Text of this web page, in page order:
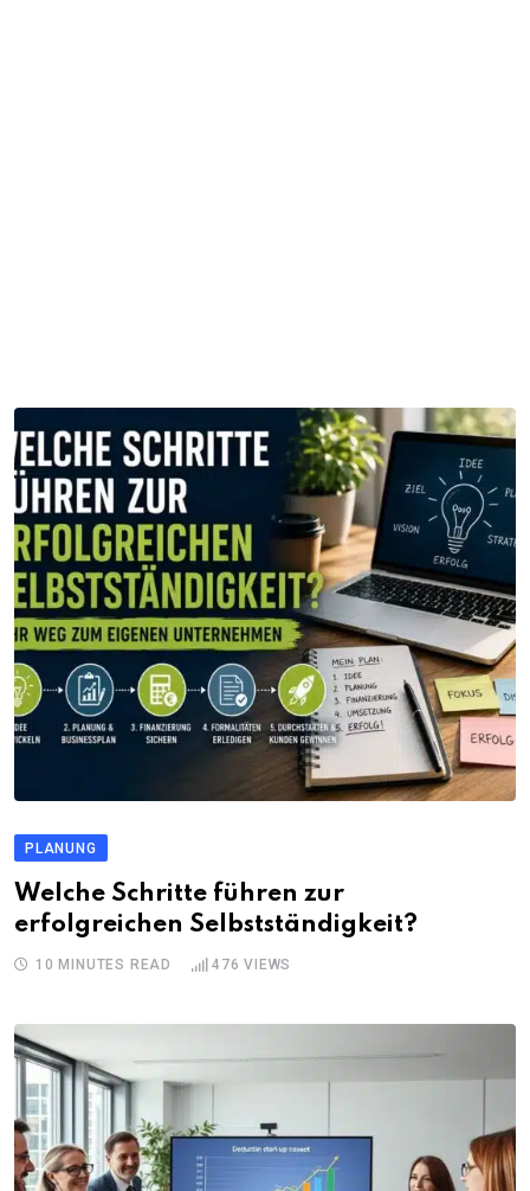
PLANUNG
Welche Schritte führen zur
erfolgreichen Selbstständigkeit?
10 MINUTES READ 476 VIEWS